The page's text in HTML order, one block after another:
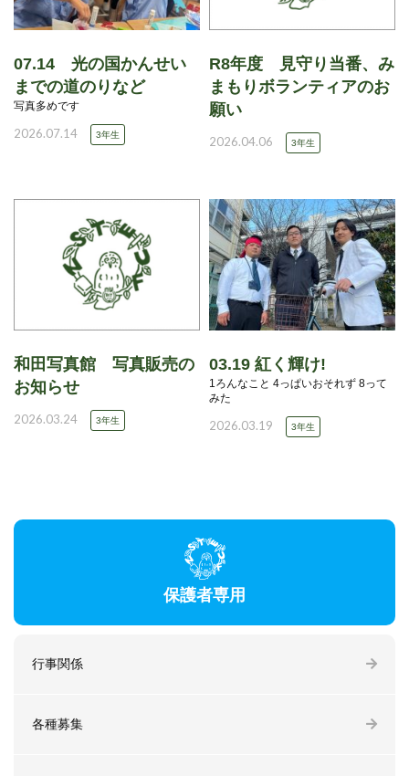
07.14 光の国かんせい
までの道のりなど
写真多めです
2026.07.14 3年生
R8年度 見守り当番、み
まもりボランティアのお
願い
2026.04.06 3年生
和田写真館 写真販売の
お知らせ
2026.03.24 3年生
03.19 紅く輝け!
1ろんなこと 4っぱいおそれず 8って
みた
2026.03.19 3年生
保護者専用
行事関係
各種募集